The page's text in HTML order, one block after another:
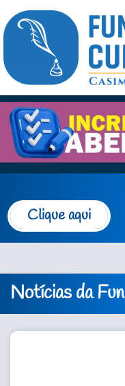
Clique aqui
Notícias da